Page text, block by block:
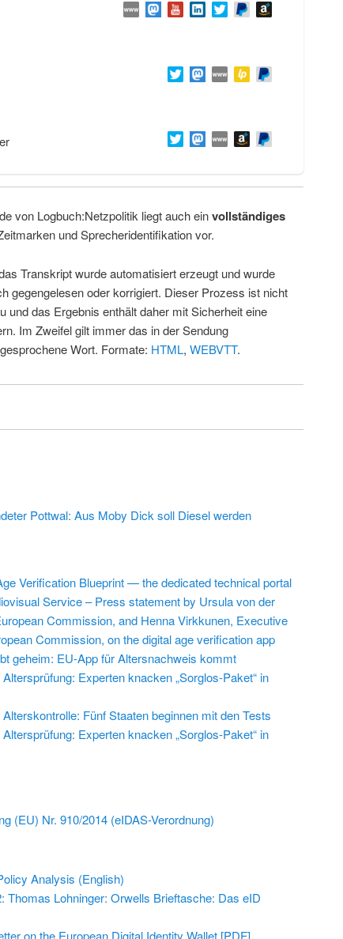
von Logbuch:Netzpolitik liegt auch einvollständiges
und Sprecheridentifikation vor.
Transkript wurde automatisiert erzeugt und wurde
gegengelesen oder korrigiert. Dieser Prozess ist nicht
und das Ergebnis enthält daher mit Sicherheit eine
Im Zweifel gilt immer das in der Sendung
Wort. Formate: HTML, WEBVTT.
Pottwal: Aus Moby Dick soll Diesel werden
Verification Blueprint — the dedicated technical portal
Service – Press statement by Ursula von der
Commission, and Henna Virkkunen, Executive
Commission, on the digital age verification app
geheim: EU-App für Altersnachweis kommt
Experten knacken „Sorglos-Paket“ in
Fünf Staaten beginnen mit den Tests
Experten knacken „Sorglos-Paket“ in
(EU) Nr. 910/2014 (eIDAS-Verordnung)
Analysis (English)
Thomas Lohninger: Orwells Brieftasche: Das eID
on the European Digital Identity Wallet [PDF]